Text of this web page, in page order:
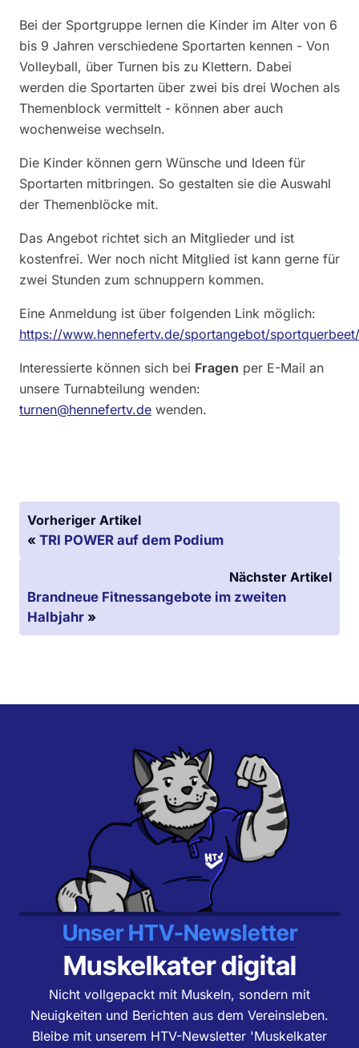
Bei der Sportgruppe lernen die Kinder im Alter von 6
bis 9 Jahren verschiedene Sportarten kennen - Von
Volleyball, über Turnen bis zu Klettern. Dabei
werden die Sportarten über zwei bis drei Wochen als
Themenblock vermittelt - können aber auch
wochenweise wechseln.
Die Kinder können gern Wünsche und Ideen für
Sportarten mitbringen. So gestalten sie die Auswahl
der Themenblöcke mit.
Das Angebot richtet sich an Mitglieder und ist
kostenfrei. Wer noch nicht Mitglied ist kann gerne für
zwei Stunden zum schnuppern kommen.
Eine Anmeldung ist über folgenden Link möglich:
https://www.hennefertv.de/sportangebot/sportquerbeet/
Interessierte können sich bei Fragen per E-Mail an
unsere Turnabteilung wenden:
turnen@hennefertv.de wenden.
Vorheriger Artikel
« TRI POWER auf dem Podium
Nächster Artikel
Brandneue Fitnessangebote im zweiten
Halbjahr »
Unser HTV-Newsletter
Muskelkater digital
Nicht vollgepackt mit Muskeln, sondern mit
Neuigkeiten und Berichten aus dem Vereinsleben.
Bleibe mit unserem HTV-Newsletter 'Muskelkater